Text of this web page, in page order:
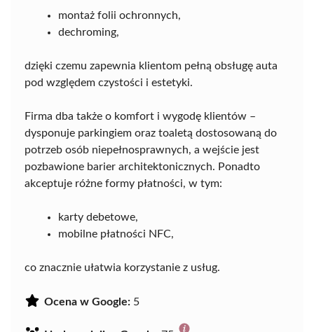
montaż folii ochronnych,
dechroming,
dzięki czemu zapewnia klientom pełną obsługę auta
pod względem czystości i estetyki.
Firma dba także o komfort i wygodę klientów –
dysponuje parkingiem oraz toaletą dostosowaną do
potrzeb osób niepełnosprawnych, a wejście jest
pozbawione barier architektonicznych. Ponadto
akceptuje różne formy płatności, w tym:
karty debetowe,
mobilne płatności NFC,
co znacznie ułatwia korzystanie z usług.
Ocena w Google: 5